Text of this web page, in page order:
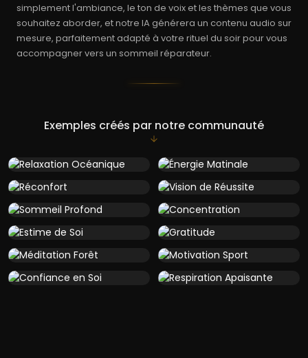
simplement l'ambiance, le ton de voix et les thèmes que vous
souhaitez aborder, et notre IA générera un contenu audio sur
mesure, parfaitement adapté à votre rituel du soir pour vous
accompagner vers un sommeil réparateur.
Exemples créés par notre communauté